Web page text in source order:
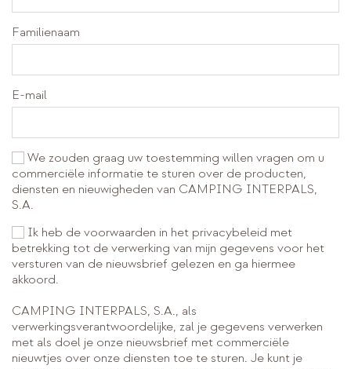
Familienaam
E-mail
We zouden graag uw toestemming willen vragen om u
commerciële informatie te sturen over de producten,
diensten en nieuwigheden van CAMPING INTERPALS,
S.A.
Ik heb de voorwaarden in het privacybeleid met
betrekking tot de verwerking van mijn gegevens voor het
versturen van de nieuwsbrief gelezen en ga hiermee
akkoord.
CAMPING INTERPALS, S.A., als
verwerkingsverantwoordelijke, zal je gegevens verwerken
met als doel je onze nieuwsbrief met commerciële
nieuwtjes over onze diensten toe te sturen. Je kunt je